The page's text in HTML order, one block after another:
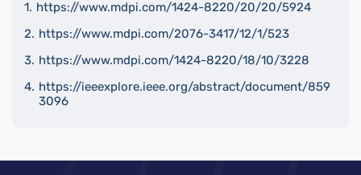
https://www.mdpi.com/1424-8220/20/20/5924
https://www.mdpi.com/2076-3417/12/1/523
https://www.mdpi.com/1424-8220/18/10/3228
https://ieeexplore.ieee.org/abstract/document/859
3096